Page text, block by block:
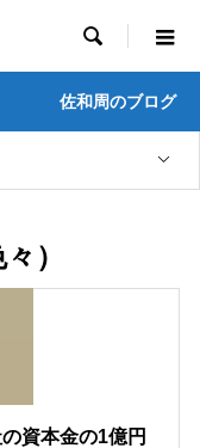

佐和周のブログ
）
資本金の1億円